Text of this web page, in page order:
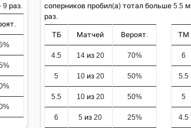
9 раз.
соперников пробил(а) тотал больше 5.5
раз.
ТБ Матчей Вероят.
4.5 14 из 20 70%
5 10 из 20 50%
5.5 10 из 20 50%
6 5 из 20 25%
ТМ
6
5.5
5
4.5